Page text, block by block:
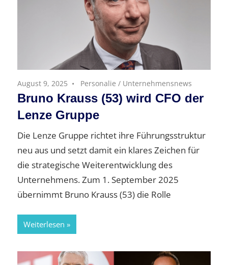
August 9, 2025 Personalie / Unternehmensnews
Bruno Krauss (53) wird CFO der
Lenze Gruppe
Die Lenze Gruppe richtet ihre Führungsstruktur
neu aus und setzt damit ein klares Zeichen für
die strategische Weiterentwicklung des
Unternehmens. Zum 1. September 2025
übernimmt Bruno Krauss (53) die Rolle
Weiterlesen